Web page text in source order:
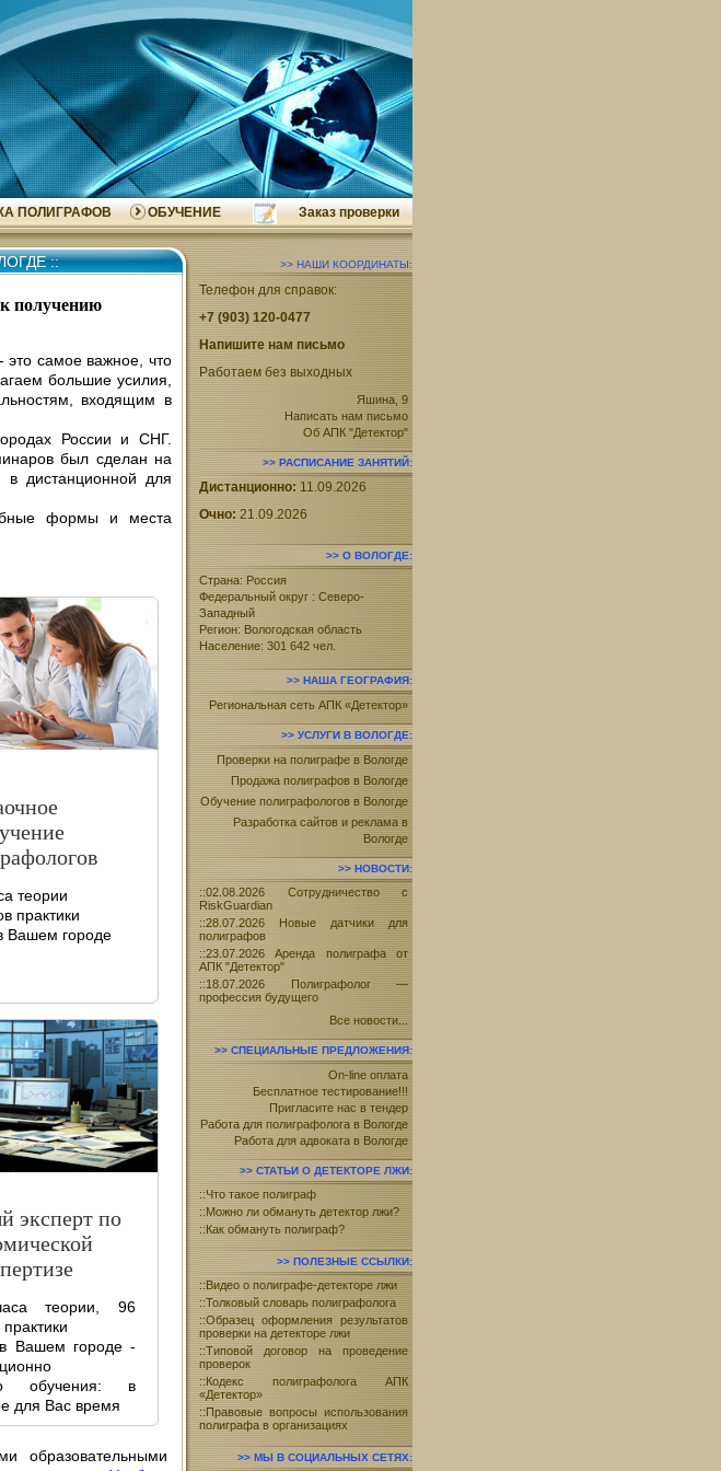
ПОЛИГРАФОВ ОБУЧЕНИЕ Заказ проверки
::
получению
самое важное, что
большие усилия,
входящим в
России и СНГ.
был сделан на
дистанционной для
формы и места
теории
практики
Вашем городе
эксперт по
теории, 96
Вашем городе -
обучения: в
для Вас время
образовательными
НАШИ КООРДИНАТЫ
Телефон для справок:
+7 (903) 120-0477
Напишите нам письмо
Работаем без выходных
Яшина, 9
Написать нам письмо
Об АПК "Детектор"
РАСПИСАНИЕ ЗАНЯТИЙ
Дистанционно: 11.09.2026
Очно: 21.09.2026
О ВОЛОГДЕ
Страна: Россия
Федеральный округ : Северо-
Западный
Регион: Вологодская область
Население: 301 642 чел.
НАША ГЕОГРАФИЯ
Региональная сеть АПК «Детектор»
УСЛУГИ В ВОЛОГДЕ
Проверки на полиграфе в Вологде
Продажа полиграфов в Вологде
Обучение полиграфологов в Вологде
Разработка сайтов и реклама в
Вологде
НОВОСТИ
02.08.2026 Сотрудничество с
RiskGuardian
28.07.2026 Новые датчики для
полиграфов
23.07.2026 Аренда полиграфа от
АПК "Детектор"
18.07.2026 Полиграфолог —
профессия будущего
Все новости...
СПЕЦИАЛЬНЫЕ ПРЕДЛОЖЕНИЯ
On-line оплата
Бесплатное тестирование!!!
Пригласите нас в тендер
Работа для полиграфолога в Вологде
Работа для адвоката в Вологде
СТАТЬИ О ДЕТЕКТОРЕ ЛЖИ
Что такое полиграф
Можно ли обмануть детектор лжи?
Как обмануть полиграф?
ПОЛЕЗНЫЕ ССЫЛКИ
Видео о полиграфе-детекторе лжи
Толковый словарь полиграфолога
Образец оформления результатов
проверки на детекторе лжи
Типовой договор на проведение
проверок
Кодекс полиграфолога АПК
«Детектор»
Правовые вопросы использования
полиграфа в организациях
МЫ В СОЦИАЛЬНЫХ СЕТЯХ